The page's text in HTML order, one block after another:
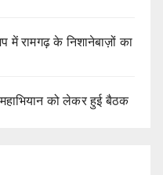
में रामगढ़ के निशानेबाज़ों का
को लेकर हुई बैठक